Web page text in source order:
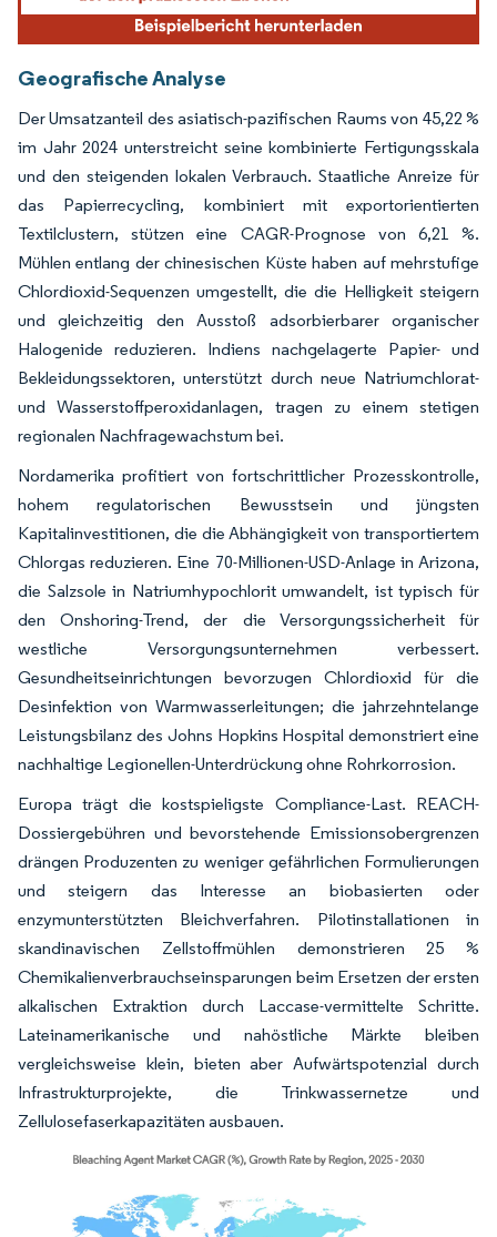
Geografische Analyse
Der Umsatzanteil des asiatisch-pazifischen Raums von 45,22 %
im Jahr 2024 unterstreicht seine kombinierte Fertigungsskala
und den steigenden lokalen Verbrauch. Staatliche Anreize für
das Papierrecycling, kombiniert mit exportorientierten
Textilclustern, stützen eine CAGR-Prognose von 6,21 %.
Mühlen entlang der chinesischen Küste haben auf mehrstufige
Chlordioxid-Sequenzen umgestellt, die die Helligkeit steigern
und gleichzeitig den Ausstoß adsorbierbarer organischer
Halogenide reduzieren. Indiens nachgelagerte Papier- und
Bekleidungssektoren, unterstützt durch neue Natriumchlorat-
und Wasserstoffperoxidanlagen, tragen zu einem stetigen
regionalen Nachfragewachstum bei.
Nordamerika profitiert von fortschrittlicher Prozesskontrolle,
hohem regulatorischen Bewusstsein und jüngsten
Kapitalinvestitionen, die die Abhängigkeit von transportiertem
Chlorgas reduzieren. Eine 70-Millionen-USD-Anlage in Arizona,
die Salzsole in Natriumhypochlorit umwandelt, ist typisch für
den Onshoring-Trend, der die Versorgungssicherheit für
westliche Versorgungsunternehmen verbessert.
Gesundheitseinrichtungen bevorzugen Chlordioxid für die
Desinfektion von Warmwasserleitungen; die jahrzehntelange
Leistungsbilanz des Johns Hopkins Hospital demonstriert eine
nachhaltige Legionellen-Unterdrückung ohne Rohrkorrosion.
Europa trägt die kostspieligste Compliance-Last. REACH-
Dossiergebühren und bevorstehende Emissionsobergrenzen
drängen Produzenten zu weniger gefährlichen Formulierungen
und steigern das Interesse an biobasierten oder
enzymunterstützten Bleichverfahren. Pilotinstallationen in
skandinavischen Zellstoffmühlen demonstrieren 25 %
Chemikalienverbrauchseinsparungen beim Ersetzen der ersten
alkalischen Extraktion durch Laccase-vermittelte Schritte.
Lateinamerikanische und nahöstliche Märkte bleiben
vergleichsweise klein, bieten aber Aufwärtspotenzial durch
Infrastrukturprojekte, die Trinkwassernetze und
Zellulosefaserkapazitäten ausbauen.